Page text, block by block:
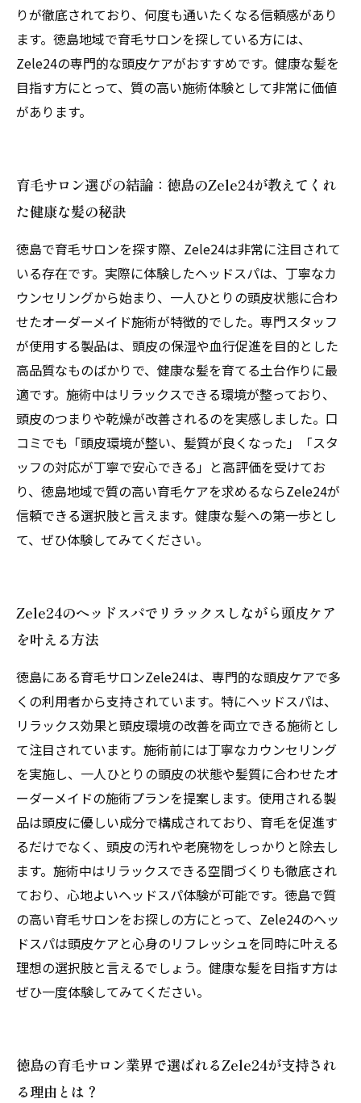
りが徹底されており、何度も通いたくなる信頼感があり
ます。徳島地域で育毛サロンを探している方には、
Zele24の専門的な頭皮ケアがおすすめです。健康な髪を
目指す方にとって、質の高い施術体験として非常に価値
があります。
育毛サロン選びの結論：徳島のZele24が教えてくれ
た健康な髪の秘訣
徳島で育毛サロンを探す際、Zele24は非常に注目されて
いる存在です。実際に体験したヘッドスパは、丁寧なカ
ウンセリングから始まり、一人ひとりの頭皮状態に合わ
せたオーダーメイド施術が特徴的でした。専門スタッフ
が使用する製品は、頭皮の保湿や血行促進を目的とした
高品質なものばかりで、健康な髪を育てる土台作りに最
適です。施術中はリラックスできる環境が整っており、
頭皮のつまりや乾燥が改善されるのを実感しました。口
コミでも「頭皮環境が整い、髪質が良くなった」「スタ
ッフの対応が丁寧で安心できる」と高評価を受けてお
り、徳島地域で質の高い育毛ケアを求めるならZele24が
信頼できる選択肢と言えます。健康な髪への第一歩とし
て、ぜひ体験してみてください。
Zele24のヘッドスパでリラックスしながら頭皮ケア
を叶える方法
徳島にある育毛サロンZele24は、専門的な頭皮ケアで多
くの利用者から支持されています。特にヘッドスパは、
リラックス効果と頭皮環境の改善を両立できる施術とし
て注目されています。施術前には丁寧なカウンセリング
を実施し、一人ひとりの頭皮の状態や髪質に合わせたオ
ーダーメイドの施術プランを提案します。使用される製
品は頭皮に優しい成分で構成されており、育毛を促進す
るだけでなく、頭皮の汚れや老廃物をしっかりと除去し
ます。施術中はリラックスできる空間づくりも徹底され
ており、心地よいヘッドスパ体験が可能です。徳島で質
の高い育毛サロンをお探しの方にとって、Zele24のヘッ
ドスパは頭皮ケアと心身のリフレッシュを同時に叶える
理想の選択肢と言えるでしょう。健康な髪を目指す方は
ぜひ一度体験してみてください。
徳島の育毛サロン業界で選ばれるZele24が支持され
る理由とは？